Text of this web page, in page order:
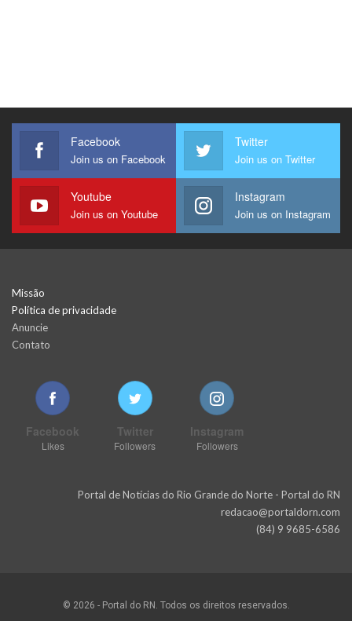
Facebook
Join us on Facebook
Twitter
Join us on Twitter
Youtube
Join us on Youtube
Instagram
Join us on Instagram
Missão
Política de privacidade
Anuncie
Contato
Facebook
Likes
Twitter
Followers
Instagram
Followers
Portal de Notícias do Rio Grande do Norte - Portal do RN
redacao@portaldorn.com
(84) 9 9685-6586
© 2026 - Portal do RN. Todos os direitos reservados.